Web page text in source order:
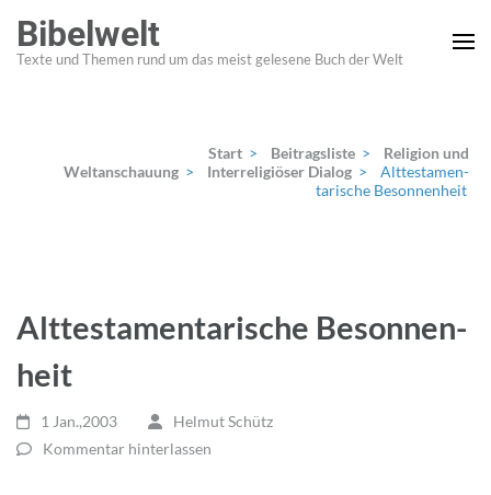
Inhalt
springen
Bibelwelt
Texte und Themen rund um das meist gelesene Buch der Welt
Start > Beitragsliste >
Religion und
Weltanschauung > Interreligiöser Dialog >
Alttestamen­
tarische Besonnen­heit
Alttestamen­tarische Besonnen­
heit
1 Jan.,2003
Helmut Schütz
Kommentar hinterlassen